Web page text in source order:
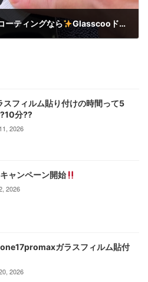
ーティングなら Glasscooドン・キホーテ上本町店にお任せください
スフィルム貼り付けの時間って5
分⁇
2026
ャンペーン開始
2026
ガラスフィルム貼付
2026